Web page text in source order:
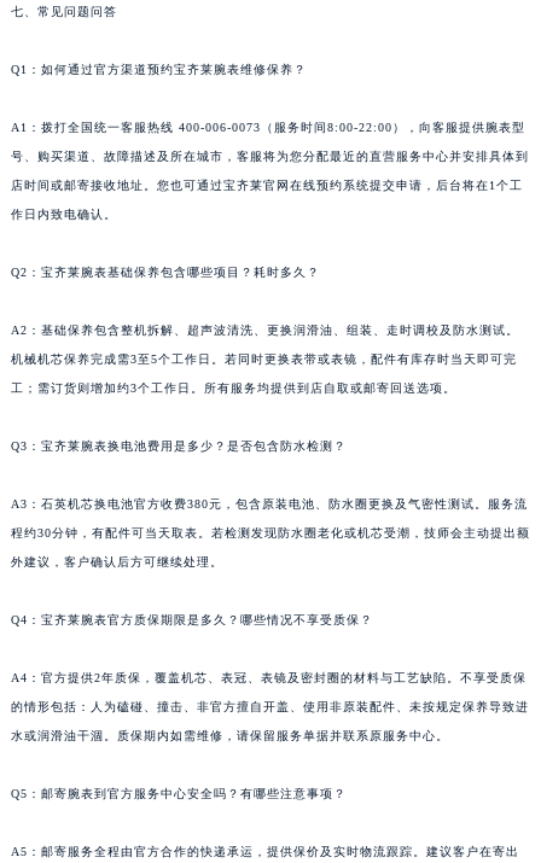
辽宁省大连市中山区人民路15号国际金融大厦7层G室宝齐莱售后服务中心（需提前预约）
广东省佛山市禅城区季华五路57号万科金融中心C座12层1205室宝齐莱售后服务中心（需提前预约）
湖北省武汉市江汉区解放大道686号世界贸易大厦38层09室宝齐莱售后服务中心（需提前预约）
山东省烟台市芝罘区胜利路139号万达金融中心A座907室宝齐莱售后服务中心（需提前预约）
吉林省长春市朝阳区西安大路727号中银大厦A座(旺进大厦)18层09室宝齐莱售后服务中心（需提前预约）
陕西省西安市碑林区南关正街88号华侨城长安国际中心E座6楼10室宝齐莱售后服务中心（需提前预约）
海南省海口市龙华区金贸东路5号海口华润大厦B座17层1707室宝齐莱售后服务中心（需提前预约）
七、常见问题问答
Q1：如何通过官方渠道预约宝齐莱腕表维修保养？
A1：拨打全国统一客服热线 400-006-0073（服务时间8:00-22:00），向客服提供腕表型
号、购买渠道、故障描述及所在城市，客服将为您分配最近的直营服务中心并安排具体到
店时间或邮寄接收地址。您也可通过宝齐莱官网在线预约系统提交申请，后台将在1个工
作日内致电确认。
Q2：宝齐莱腕表基础保养包含哪些项目？耗时多久？
A2：基础保养包含整机拆解、超声波清洗、更换润滑油、组装、走时调校及防水测试。
机械机芯保养完成需3至5个工作日。若同时更换表带或表镜，配件有库存时当天即可完
工；需订货则增加约3个工作日。所有服务均提供到店自取或邮寄回送选项。
Q3：宝齐莱腕表换电池费用是多少？是否包含防水检测？
A3：石英机芯换电池官方收费380元，包含原装电池、防水圈更换及气密性测试。服务流
程约30分钟，有配件可当天取表。若检测发现防水圈老化或机芯受潮，技师会主动提出额
外建议，客户确认后方可继续处理。
Q4：宝齐莱腕表官方质保期限是多久？哪些情况不享受质保？
A4：官方提供2年质保，覆盖机芯、表冠、表镜及密封圈的材料与工艺缺陷。不享受质保
的情形包括：人为磕碰、撞击、非官方擅自开盖、使用非原装配件、未按规定保养导致进
水或润滑油干涸。质保期内如需维修，请保留服务单据并联系原服务中心。
Q5：邮寄腕表到官方服务中心安全吗？有哪些注意事项？
A5：邮寄服务全程由官方合作的快递承运，提供保价及实时物流跟踪。建议客户在寄出